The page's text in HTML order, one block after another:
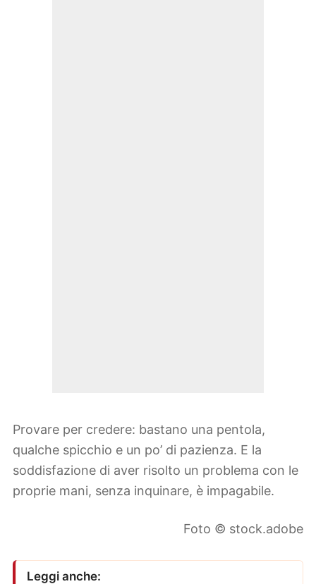
Provare per credere: bastano una pentola,
qualche spicchio e un po’ di pazienza. E la
soddisfazione di aver risolto un problema con le
proprie mani, senza inquinare, è impagabile.
Foto © stock.adobe
Leggi anche: